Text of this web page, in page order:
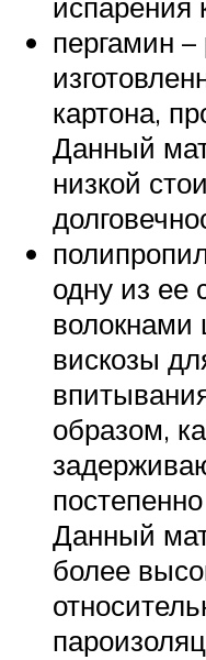
пергамин
картона,
Данный
низкой
одну из ее
вискозы
образом,
Данный
более